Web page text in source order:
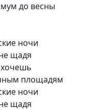
до весны
ночи
щадя
площадям
ночи
щадя